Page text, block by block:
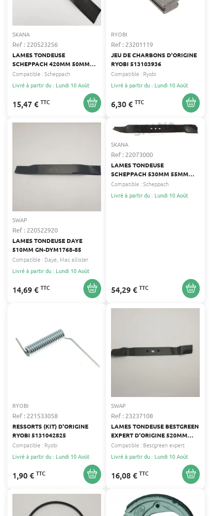
SKANA
Ref : 220523256
LAMES TONDEUSE
SCHEPPACH 420MM 50MM
SKANA 7911200602
Compatible :Scheppach
Livré à partir du : Lundi 10 Août
15,47 € TTC
RYOBI
Ref : 23201119
JEU DE CHARBONS D'ORIGINE
RYOBI 513103936
Compatible : Ryobi
Livré à partir du : Lundi 10 Août
6,30 € TTC
SWAP
Ref : 220522920
LAMES TONDEUSE DAYE
510MM GN-DYM1768-85
Compatible : Daye Mac allister
Livré à partir du : Lundi 10 Août
14,69 € TTC
SKANA
Ref : 22073000
LAMES TONDEUSE
SCHEPPACH 530MM 55MM
SKANA
Compatible :Scheppach
Livré à partir du : Lundi 10 Août
54,29 € TTC
RYOBI
Ref : 221533058
RESSORTS (KIT) D'ORIGINE
RYOBI 5131042825
Compatible : Ryobi
Livré à partir du : Lundi 10 Août
1,90 € TTC
SWAP
Ref : 23237108
LAMES TONDEUSE BESTGREEN
EXPERT D'ORIGINE 520MM
BESTGREEN EXPERT
Compatible : Bestgreen expert
Livré à partir du : Lundi 10 Août
16,08 € TTC